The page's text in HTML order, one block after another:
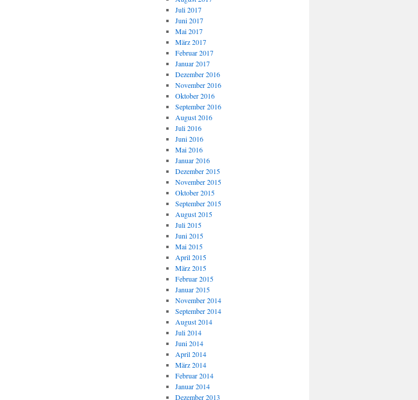
Juli 2017
Juni 2017
Mai 2017
März 2017
Februar 2017
Januar 2017
Dezember 2016
November 2016
Oktober 2016
September 2016
August 2016
Juli 2016
Juni 2016
Mai 2016
Januar 2016
Dezember 2015
November 2015
Oktober 2015
September 2015
August 2015
Juli 2015
Juni 2015
Mai 2015
April 2015
März 2015
Februar 2015
Januar 2015
November 2014
September 2014
August 2014
Juli 2014
Juni 2014
April 2014
März 2014
Februar 2014
Januar 2014
Dezember 2013